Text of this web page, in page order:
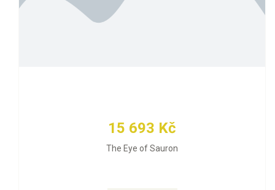
15 693 Kč
The Eye of Sauron